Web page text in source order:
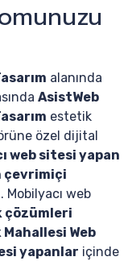
alanında
AsistWeb
estetik
özel dijital
web sitesi yapan
çevrimiçi
. Mobilyacı web
çözümleri
Web
yapanlar içinde